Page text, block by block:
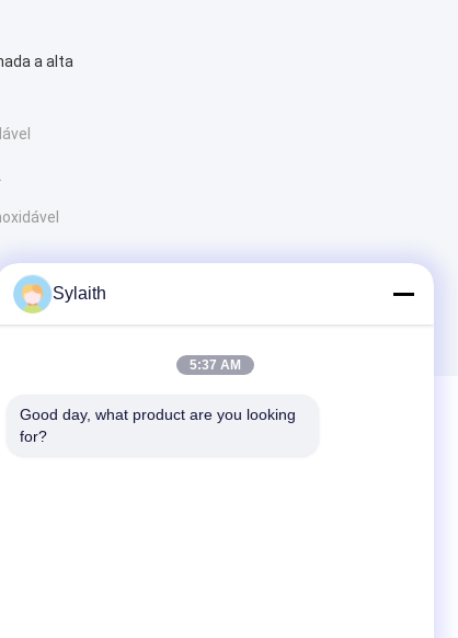
a alta
Sylaith
5:37 AM
Good day, what product are you looking
for?